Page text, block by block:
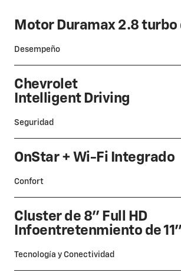
Motor Duramax 2.8 turbo
Desempeño
Chevrolet
Intelligent Driving
Seguridad
OnStar + Wi-Fi Integrado
Confort
Cluster de 8" Full HD
Infoentretenmiento de 11"
Tecnología y Conectividad